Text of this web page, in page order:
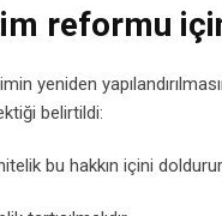
reformu
yeniden
belirtildi:
bu hakkın içini